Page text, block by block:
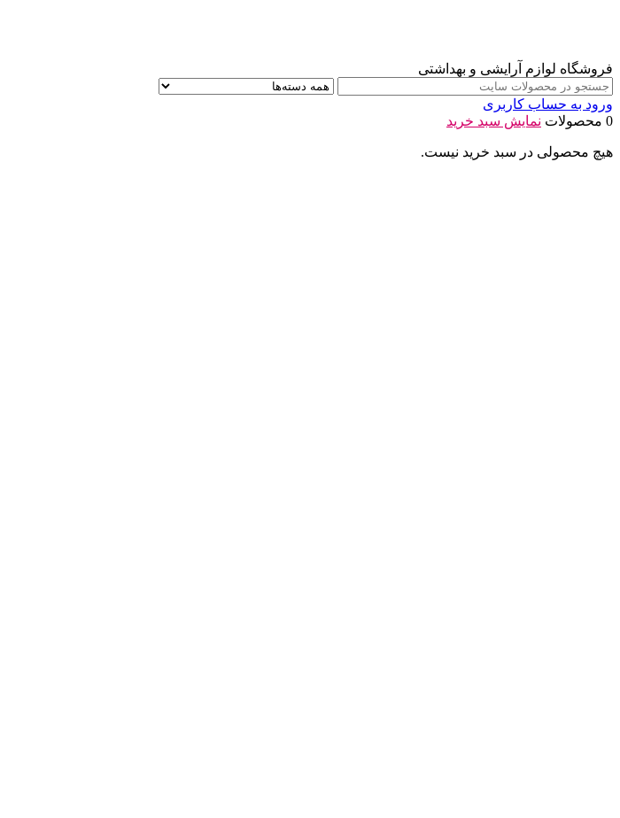
فروشگاه لوازم آرایشی و بهداشتی
ورود به حساب کاربری
0 محصولات
نمایش سبد خرید
هیچ محصولی در سبد خرید نیست.